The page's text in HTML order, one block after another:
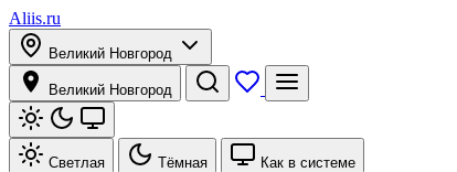
Aliis.ru
Великий Новгород
Великий Новгород
Светлая Тёмная Как в системе